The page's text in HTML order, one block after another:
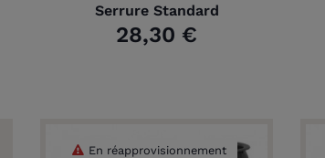
Serrure Standard
28,30 €
En réapprovisionnement